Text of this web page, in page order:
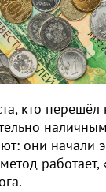
кто перешёл
они начали
работает,